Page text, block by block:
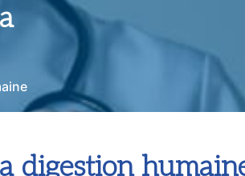
digestion